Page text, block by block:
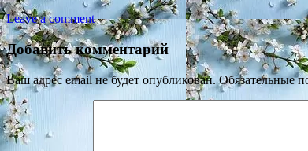
Leave a comment
Добавить комментарий
Ваш адрес email не будет опубликован. Обязательные